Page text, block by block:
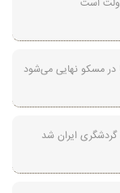
دولت است
در مسکو نهایی می‌شود
ایران شد